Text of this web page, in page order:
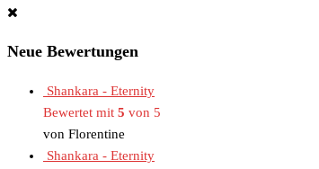
Neue Bewertungen
Shankara - Eternity
Bewertet mit 5 von 5
von Florentine
Shankara - Eternity